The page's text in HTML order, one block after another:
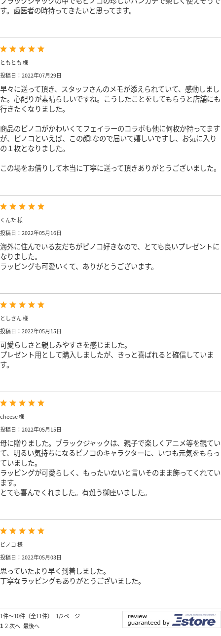
す。歯医者の時持ってきたいと思ってます。
ともとも 様
投稿日：2022年07月29日
早々に送って頂き、スタッフさんのメモが添えられていて、感動しまし
た。心配りが素晴らしいですね。こうしたことをしてもらうと店舗にも
行きたくなりました。
商品のピノコがかわいくてフェイラーのコラボも他に何枚か持ってます
が、ピノコといえば、この顔!なので届いて嬉しいですし、お気に入り
の１枚となりました。
この場をお借りして本当に丁寧に送って頂きありがとうございました。
くんた 様
投稿日：2022年05月16日
海外に住んでいる友だちがピノコ好きなので、とても良いプレゼントに
なりました。
ラッピングも可愛いくて、ありがとうございます。
としさん 様
投稿日：2022年05月15日
可愛らしさと親しみやすさを感じました。
プレゼント用として購入しましたが、きっと喜ばれると確信していま
す。
cheese 様
投稿日：2022年05月15日
母に贈りました。ブラックジャックは、親子で楽しくアニメ等を観てい
て、明るい気持ちになるピノコのキャラクターに、いつも元気をもらっ
ていました。
ラッピングが可愛らしく、もったいないと言いそのまま飾ってくれてい
ます。
とても喜んでくれました。有難う御座いました。
ピノコ 様
投稿日：2022年05月03日
思っていたより早く到着しました。
丁寧なラッピングもありがとうございました。
1件～10件（全11件） 1/2ページ
1 2次へ 最後へ